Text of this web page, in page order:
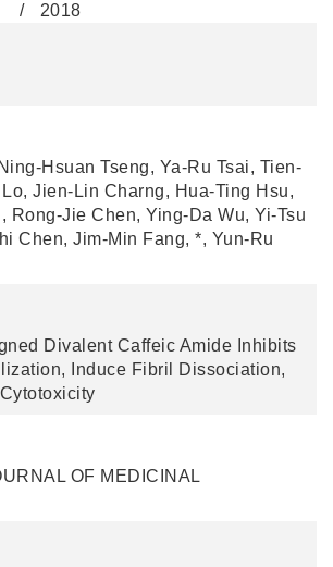
2018
Hsuan Tseng, Ya-Ru Tsai, Tien-
Jien-Lin Charng, Hua-Ting Hsu,
Rong-Jie Chen, Ying-Da Wu, Yi-Tsu
Chen, Jim-Min Fang, *, Yun-Ru
Divalent Caffeic Amide Inhibits
Induce Fibril Dissociation,
OF MEDICINAL